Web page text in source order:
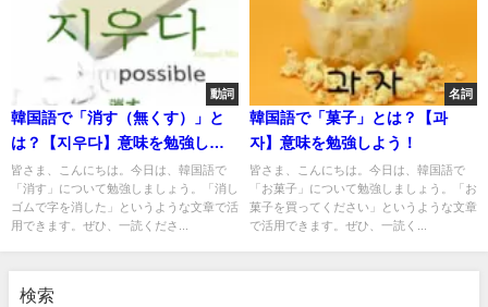
動詞
韓国語で「消す（無くす）」と
は？【지우다】意味を勉強しよ
う！
皆さま、こんにちは。今日は、韓国語で
「消す」について勉強しましょう。「消し
ゴムで字を消した」というような文章で活
用できます。ぜひ、一読くださ...
名詞
韓国語で「菓子」とは？【과
자】意味を勉強しよう！
皆さま、こんにちは。今日は、韓国語で
「お菓子」について勉強しましょう。「お
菓子を買ってください」というような文章
で活用できます。ぜひ、一読く...
検索